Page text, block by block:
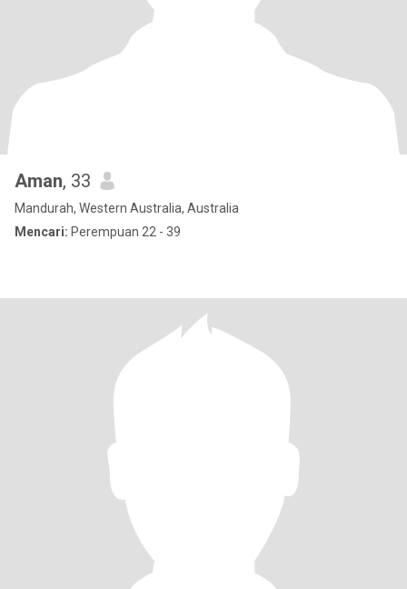
Aman, 33
Mandurah, Western Australia, Australia
Mencari: Perempuan 22 - 39